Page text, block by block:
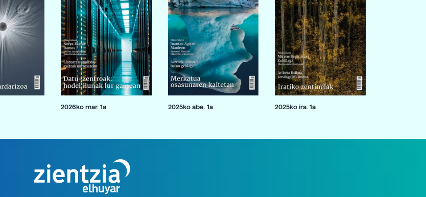
2026ko mar. 1a 2025ko abe. 1a 2025ko ira. 1a